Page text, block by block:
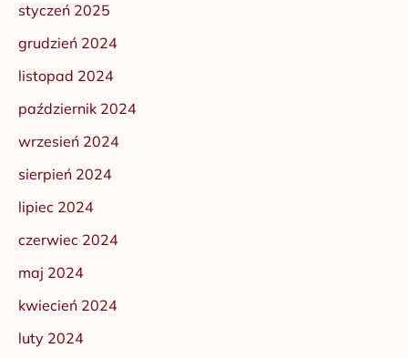
styczeń 2025
grudzień 2024
listopad 2024
październik 2024
wrzesień 2024
sierpień 2024
lipiec 2024
czerwiec 2024
maj 2024
kwiecień 2024
luty 2024